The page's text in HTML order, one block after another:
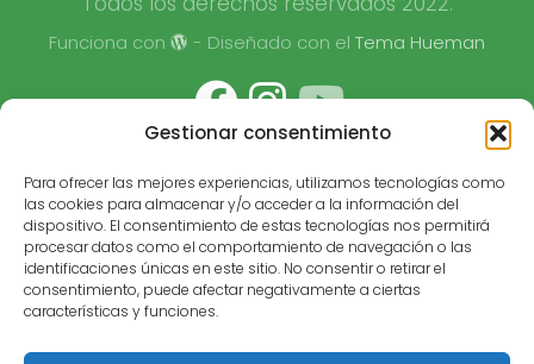
Gestionar consentimiento
Para ofrecer las mejores experiencias, utilizamos tecnologías como
las cookies para almacenar y/o acceder a la información del
dispositivo. El consentimiento de estas tecnologías nos permitirá
procesar datos como el comportamiento de navegación o las
identificaciones únicas en este sitio. No consentir o retirar el
consentimiento, puede afectar negativamente a ciertas
características y funciones.
Funciona con - Diseñado con el Tema Hueman